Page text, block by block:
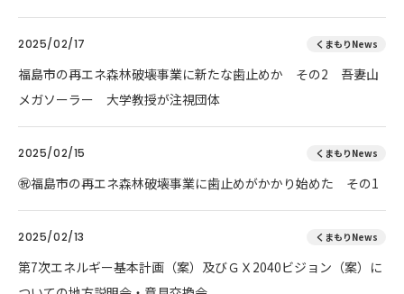
2025/02/17 くまもりNews
福島市の再エネ森林破壊事業に新たな歯止めか その2 吾妻山
メガソーラー 大学教授が注視団体
2025/02/15 くまもりNews
㊗️福島市の再エネ森林破壊事業に歯止めがかかり始めた その1
2025/02/13 くまもりNews
第7次エネルギー基本計画（案）及びＧＸ2040ビジョン（案）に